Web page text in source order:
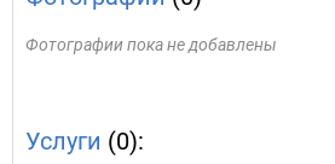
Фотографии пока не добавлены
Услуги (0):